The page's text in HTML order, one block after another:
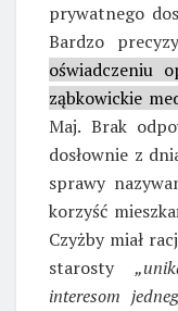
prywatnego
Bardzo
oświadczeniu
ząbkowickie
Maj. Brak
dosłownie z
sprawy
korzyść
Czyżby miał
starosty
interesom